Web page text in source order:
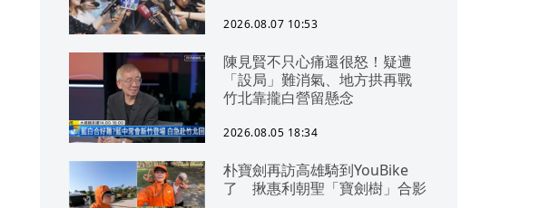
2026.08.07 10:53
陳見賢不只心痛還很怒！疑遭
「設局」難消氣、地方拱再戰
竹北靠攏白營留懸念
2026.08.05 18:34
朴寶劍再訪高雄騎到YouBike
了 揪惠利朝聖「寶劍樹」合影